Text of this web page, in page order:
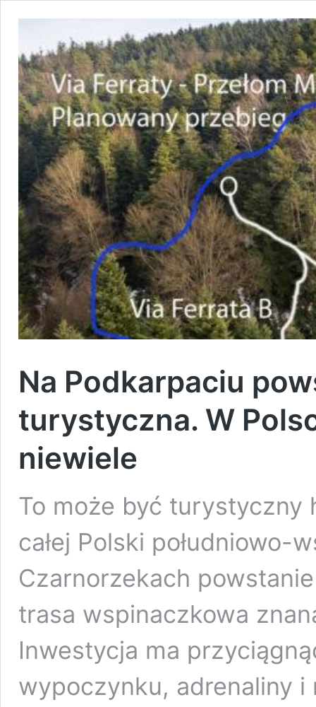
Na Podkarpaciu
turystyczna. W
niewiele
To może być turystyczny
całej Polski południowo-
Czarnorzekach
trasa wspinaczkowa
Inwestycja ma
wypoczynku, adrenaliny i